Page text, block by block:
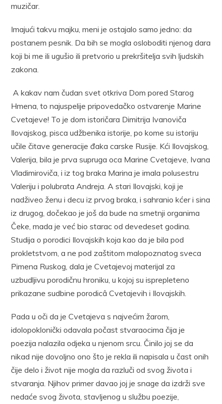
muzičar.
Imajući takvu majku, meni je ostajalo samo jedno: da
postanem pesnik. Da bih se mogla osloboditi njenog dara
koji bi me ili ugušio ili pretvorio u prekršitelja svih ljudskih
zakona.
A kakav nam čudan svet otkriva Dom pored Starog
Hmena, to najuspelije pripovedačko ostvarenje Marine
Cvetajeve! To je dom istoričara Dimitrija Ivanoviča
Ilovajskog, pisca udžbenika istorije, po kome su istoriju
učile čitave generacije đaka carske Rusije. Kći Ilovajskog,
Valerija, bila je prva supruga oca Marine Cvetajeve, Ivana
Vladimiroviča, i iz tog braka Marina je imala polusestru
Valeriju i polubrata Andreja. A stari Ilovajski, koji je
nadživeo ženu i decu iz prvog braka, i sahranio kćer i sina
iz drugog, dočekao je još da bude na smetnji organima
Čeke, mada je već bio starac od devedeset godina.
Studija o porodici Ilovajskih koja kao da je bila pod
prokletstvom, a ne pod zaštitom malopoznatog sveca
Pimena Ruskog, dala je Cvetajevoj materijal za
uzbudljivu porodičnu hroniku, u kojoj su isprepleteno
prikazane sudbine porodicâ Cvetajevih i Ilovajskih.
Pada u oči da je Cvetajeva s najvećim žarom,
idolopoklonički odavala počast stvaraocima čija je
poezija nalazila odjeka u njenom srcu. Činilo joj se da
nikad nije dovoljno ono što je rekla ili napisala u čast onih
čije delo i život nije mogla da razluči od svog života i
stvaranja. Njihov primer davao joj je snage da izdrži sve
nedaće svog života, stavljenog u službu poezije,